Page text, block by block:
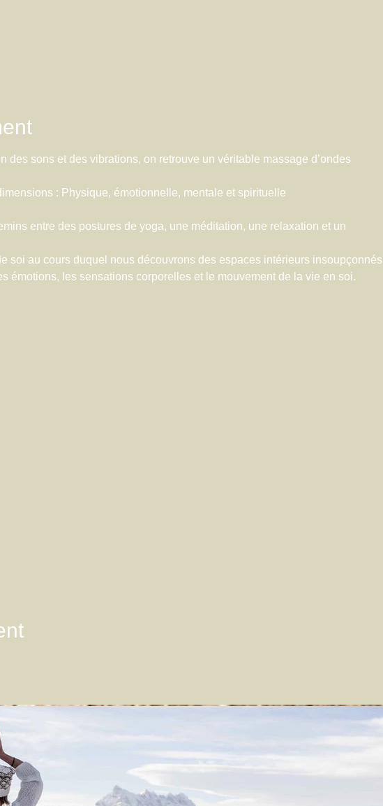
des sons et des vibrations, on retrouve un véritable massage d’ondes
: Physique, émotionnelle, mentale et spirituelle
entre des postures de yoga, une méditation, une relaxation et un
soi au cours duquel nous découvrons des espaces intérieurs insoupçonnés
émotions, les sensations corporelles et le mouvement de la vie en soi.